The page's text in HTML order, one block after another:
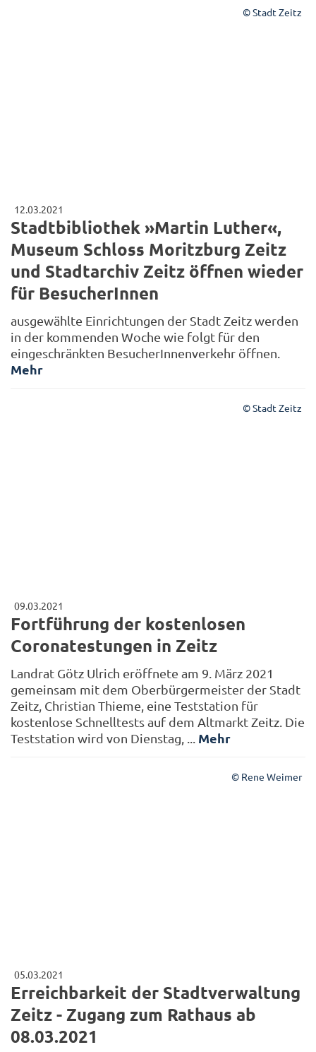
© Stadt Zeitz
12.03.2021
Stadtbibliothek »Martin Luther«,
Museum Schloss Moritzburg Zeitz
und Stadtarchiv Zeitz öffnen wieder
für BesucherInnen
ausgewählte Einrichtungen der Stadt Zeitz werden
in der kommenden Woche wie folgt für den
eingeschränkten BesucherInnenverkehr öffnen.
Mehr
© Stadt Zeitz
09.03.2021
Fortführung der kostenlosen
Coronatestungen in Zeitz
Landrat Götz Ulrich eröffnete am 9. März 2021
gemeinsam mit dem Oberbürgermeister der Stadt
Zeitz, Christian Thieme, eine Teststation für
kostenlose Schnelltests auf dem Altmarkt Zeitz. Die
Teststation wird von Dienstag, ... Mehr
© Rene Weimer
05.03.2021
Erreichbarkeit der Stadtverwaltung
Zeitz - Zugang zum Rathaus ab
08.03.2021